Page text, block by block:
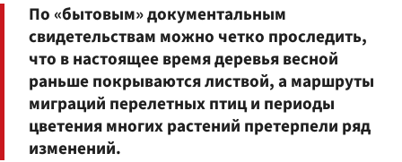
По «бытовым» документальным
свидетельствам можно четко проследить,
что в настоящее время деревья весной
раньше покрываются листвой, а маршруты
миграций перелетных птиц и периоды
цветения многих растений претерпели ряд
изменений.